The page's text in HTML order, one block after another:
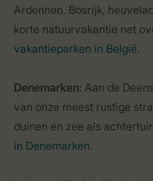
Ardennen. Bosrijk,
korte natuurvakantie net
vakantieparken in België.
Denemarken: Aan de
van onze meest rustige
duinen en zee als
in Denemarken.